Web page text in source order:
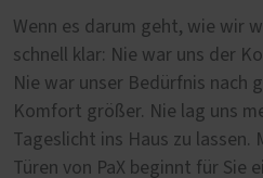
Wenn es darum geht, wie wir
schnell klar: Nie war uns der
Nie war unser Bedürfnis nach
Komfort größer. Nie lag uns
Tageslicht ins Haus zu lassen.
Türen von PaX beginnt für Sie